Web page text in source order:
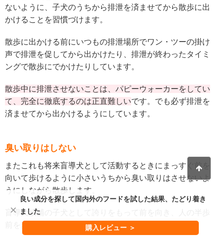
ないように、子犬のうちから排泄を済ませてから散歩に出
かけることを習慣づけます。
散歩に出かける前にいつもの排泄場所でワン・ツーの掛け
声で排泄を促してから出かけたり、排泄が終わったタイミ
ングで散歩にでかけたりしています。
散歩中に排泄させないことは、パピーウォーカーをしてい
て、完全に徹底するのは正直難しいです。でも必ず排泄を
済ませてから出かけるようにしています。
臭い取りはしない
またこれも将来盲導犬として活動するときにまっすぐ前を
向いて歩けるように小さいうちから臭い取りはさせないよ
うにしながら散歩します。
盲導犬候補の子犬として誇りをもって前を向き、人の半歩
前を歩けるように心がけています。
×
良い成分を探して国内外のフードを試した結果、たどり着き
ました
購入レビュー ＞